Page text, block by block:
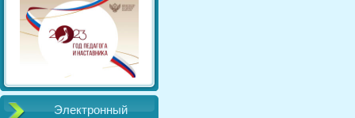
Электронный